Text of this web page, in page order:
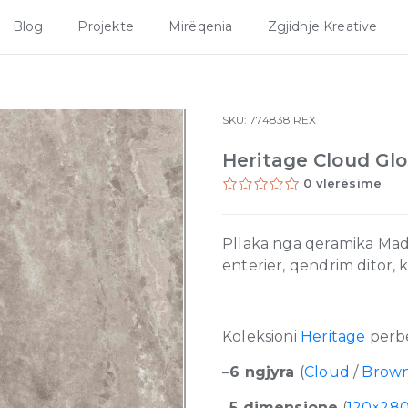
Blog Projekte Mirëqenia Zgjidhje Kreative
SKU:774838 REX
Heritage Cloud
0 vlerësime
Pllaka nga qeramika
enterier, qëndrim ditor,
Koleksioni Heritage
–6 ngjyra (Cloud /